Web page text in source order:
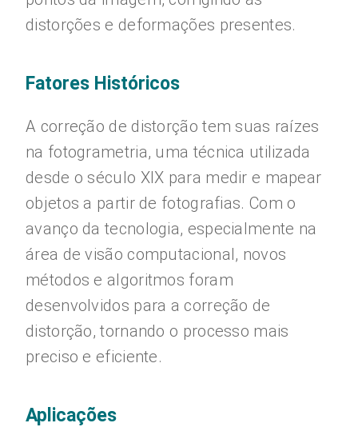
distorções e deformações presentes.
Fatores Históricos
A correção de distorção tem suas raízes
na fotogrametria, uma técnica utilizada
desde o século XIX para medir e mapear
objetos a partir de fotografias. Com o
avanço da tecnologia, especialmente na
área de visão computacional, novos
métodos e algoritmos foram
desenvolvidos para a correção de
distorção, tornando o processo mais
preciso e eficiente.
Aplicações